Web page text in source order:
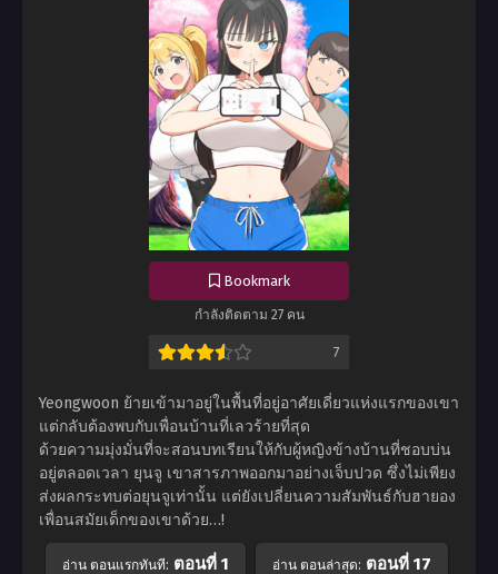
Bookmark
กำลังติดตาม 27 คน
7
Yeongwoon ย้ายเข้ามาอยู่ในพื้นที่อยู่อาศัยเดี่ยวแห่งแรกของเขา
แต่กลับต้องพบกับเพื่อนบ้านที่เลวร้ายที่สุด
ด้วยความมุ่งมั่นที่จะสอนบทเรียนให้กับผู้หญิงข้างบ้านที่ชอบบ่น
อยู่ตลอดเวลา ยุนจู เขาสารภาพออกมาอย่างเจ็บปวด ซึ่งไม่เพียง
ส่งผลกระทบต่อยุนจูเท่านั้น แต่ยังเปลี่ยนความสัมพันธ์กับฮายอง
เพื่อนสมัยเด็กของเขาด้วย…!
อ่าน ตอนแรกทันที: ตอนที่ 1 อ่าน ตอนล่าสุด: ตอนที่ 17